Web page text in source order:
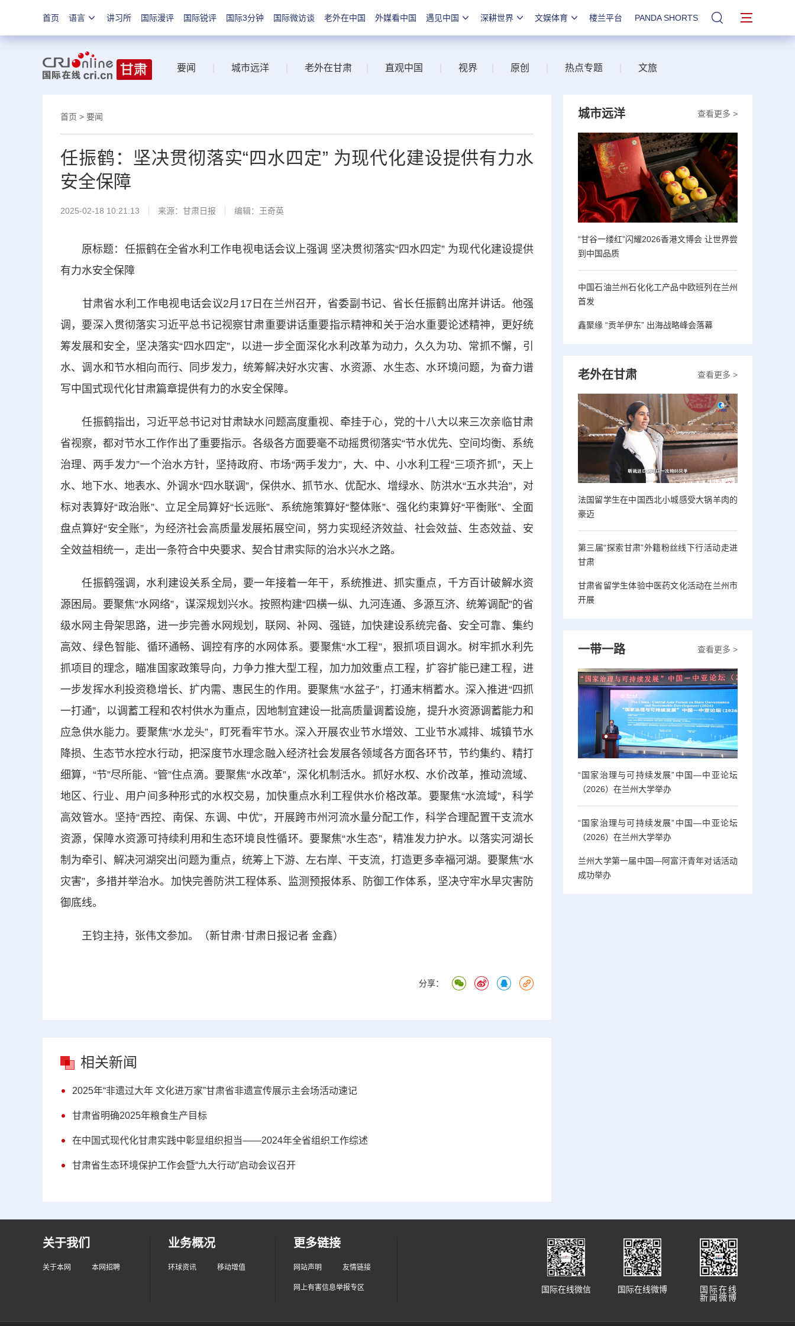
首页 语言 讲习所 国际漫评 国际锐评 国际3分钟 国际微访谈 老外在中国 外媒看中国 遇见中国 深耕世界 文娱体育 楼兰平台 PANDA SHORTS 站内搜索
要闻 城市远洋 老外在甘肃 直观中国 视界 原创 热点专题 文旅
首页 > 要闻
任振鹤：坚决贯彻落实“四水四定” 为现代化建设提供有力水
安全保障
2025-02-18 10:21:13 来源： 甘肃日报 编辑：王奇英
原标题：任振鹤在全省水利工作电视电话会议上强调 坚决贯彻落实“四水四定” 为现代化建设提供
有力水安全保障
甘肃省水利工作电视电话会议2月17日在兰州召开，省委副书记、省长任振鹤出席并讲话。他强
调，要深入贯彻落实习近平总书记视察甘肃重要讲话重要指示精神和关于治水重要论述精神，更好统
筹发展和安全，坚决落实“四水四定”，以进一步全面深化水利改革为动力，久久为功、常抓不懈，引
水、调水和节水相向而行、同步发力，统筹解决好水灾害、水资源、水生态、水环境问题，为奋力谱
写中国式现代化甘肃篇章提供有力的水安全保障。
任振鹤指出，习近平总书记对甘肃缺水问题高度重视、牵挂于心，党的十八大以来三次亲临甘肃
省视察，都对节水工作作出了重要指示。各级各方面要毫不动摇贯彻落实“节水优先、空间均衡、系统
治理、两手发力”一个治水方针，坚持政府、市场“两手发力”，大、中、小水利工程“三项齐抓”，天上
水、地下水、地表水、外调水“四水联调”，保供水、抓节水、优配水、增绿水、防洪水“五水共治”，对
标对表算好“政治账”、立足全局算好“长远账”、系统施策算好“整体账”、强化约束算好“平衡账”、全面
盘点算好“安全账”，为经济社会高质量发展拓展空间，努力实现经济效益、社会效益、生态效益、安
全效益相统一，走出一条符合中央要求、契合甘肃实际的治水兴水之路。
任振鹤强调，水利建设关系全局，要一年接着一年干，系统推进、抓实重点，千方百计破解水资
源困局。要聚焦“水网络”，谋深规划兴水。按照构建“四横一纵、九河连通、多源互济、统筹调配”的省
级水网主骨架思路，进一步完善水网规划，联网、补网、强链，加快建设系统完备、安全可靠、集约
高效、绿色智能、循环通畅、调控有序的水网体系。要聚焦“水工程”，狠抓项目调水。树牢抓水利先
抓项目的理念，瞄准国家政策导向，力争力推大型工程，加力加效重点工程，扩容扩能已建工程，进
一步发挥水利投资稳增长、扩内需、惠民生的作用。要聚焦“水盆子”，打通末梢蓄水。深入推进“四抓
一打通”，以调蓄工程和农村供水为重点，因地制宜建设一批高质量调蓄设施，提升水资源调蓄能力和
应急供水能力。要聚焦“水龙头”，盯死看牢节水。深入开展农业节水增效、工业节水减排、城镇节水
降损、生态节水控水行动，把深度节水理念融入经济社会发展各领域各方面各环节，节约集约、精打
细算，“节”尽所能、“管”住点滴。要聚焦“水改革”，深化机制活水。抓好水权、水价改革，推动流域、
地区、行业、用户间多种形式的水权交易，加快重点水利工程供水价格改革。要聚焦“水流域”，科学
高效管水。坚持“西控、南保、东调、中优”，开展跨市州河流水量分配工作，科学合理配置干支流水
资源，保障水资源可持续利用和生态环境良性循环。要聚焦“水生态”，精准发力护水。以落实河湖长
制为牵引、解决河湖突出问题为重点，统筹上下游、左右岸、干支流，打造更多幸福河湖。要聚焦“水
灾害”，多措并举治水。加快完善防洪工程体系、监测预报体系、防御工作体系，坚决守牢水旱灾害防
御底线。
王钧主持，张伟文参加。（新甘肃·甘肃日报记者 金鑫）
分享：
相关新闻
2025年“非遗过大年 文化进万家”甘肃省非遗宣传展示主会场活动速记
甘肃省明确2025年粮食生产目标
在中国式现代化甘肃实践中彰显组织担当——2024年全省组织工作综述
甘肃省生态环境保护工作会暨“九大行动”启动会议召开
查看更多 >
城市远洋
“甘谷一缕红”闪耀2026香港文博会 让世界尝
到中国品质
中国石油兰州石化化工产品中欧班列在兰州
首发
鑫聚缘 “贡羊伊东” 出海战略峰会落幕
查看更多 >
老外在甘肃
法国留学生在中国西北小城感受大锅羊肉的
豪迈
第三届“探索甘肃”外籍粉丝线下行活动走进
甘肃
甘肃省留学生体验中医药文化活动在兰州市
开展
查看更多 >
一带一路
“国家治理与可持续发展”中国—中亚论坛
（2026）在兰州大学举办
“国家治理与可持续发展”中国—中亚论坛
（2026）在兰州大学举办
兰州大学第一届中国—阿富汗青年对话活动
成功举办
关于我们
关于本网 本网招聘
业务概况
环球资讯 移动增值
更多链接
网站声明 友情链接
网上有害信息举报专区
国际在线
新闻微博
国际在线微博
国际在线微信